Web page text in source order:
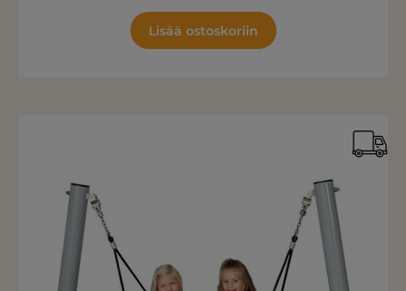
Lisää ostoskoriin